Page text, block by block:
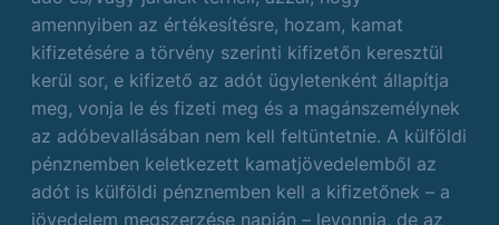
amennyiben az értékesítésre, hozam, kamat
kifizetésére a törvény szerinti kifizetőn keresztül
kerül sor, e kifizető az adót ügyletenként állapítja
meg, vonja le és fizeti meg és a magánszemélynek
az adóbevallásában nem kell feltüntetnie. A külföldi
pénznemben keletkezett kamatjövedelemből az
adót is külföldi pénznemben kell a kifizetőnek – a
jövedelem megszerzése napján – levonnia, de az